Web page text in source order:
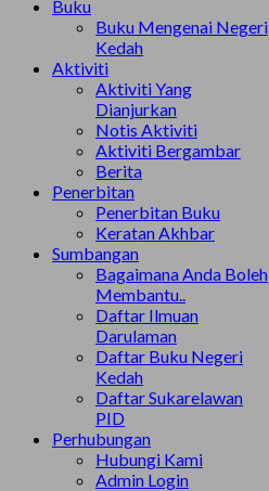
Buku
Buku Mengenai Negeri
Kedah
Aktiviti
Aktiviti Yang
Dianjurkan
Notis Aktiviti
Aktiviti Bergambar
Berita
Penerbitan
Penerbitan Buku
Keratan Akhbar
Sumbangan
Bagaimana Anda Boleh
Membantu..
Daftar Ilmuan
Darulaman
Daftar Buku Negeri
Kedah
Daftar Sukarelawan
PID
Perhubungan
Hubungi Kami
Admin Login